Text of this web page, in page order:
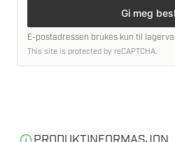
Gi meg
E-postadressen brukes kun til
This site is protected by reCAPTCHA.